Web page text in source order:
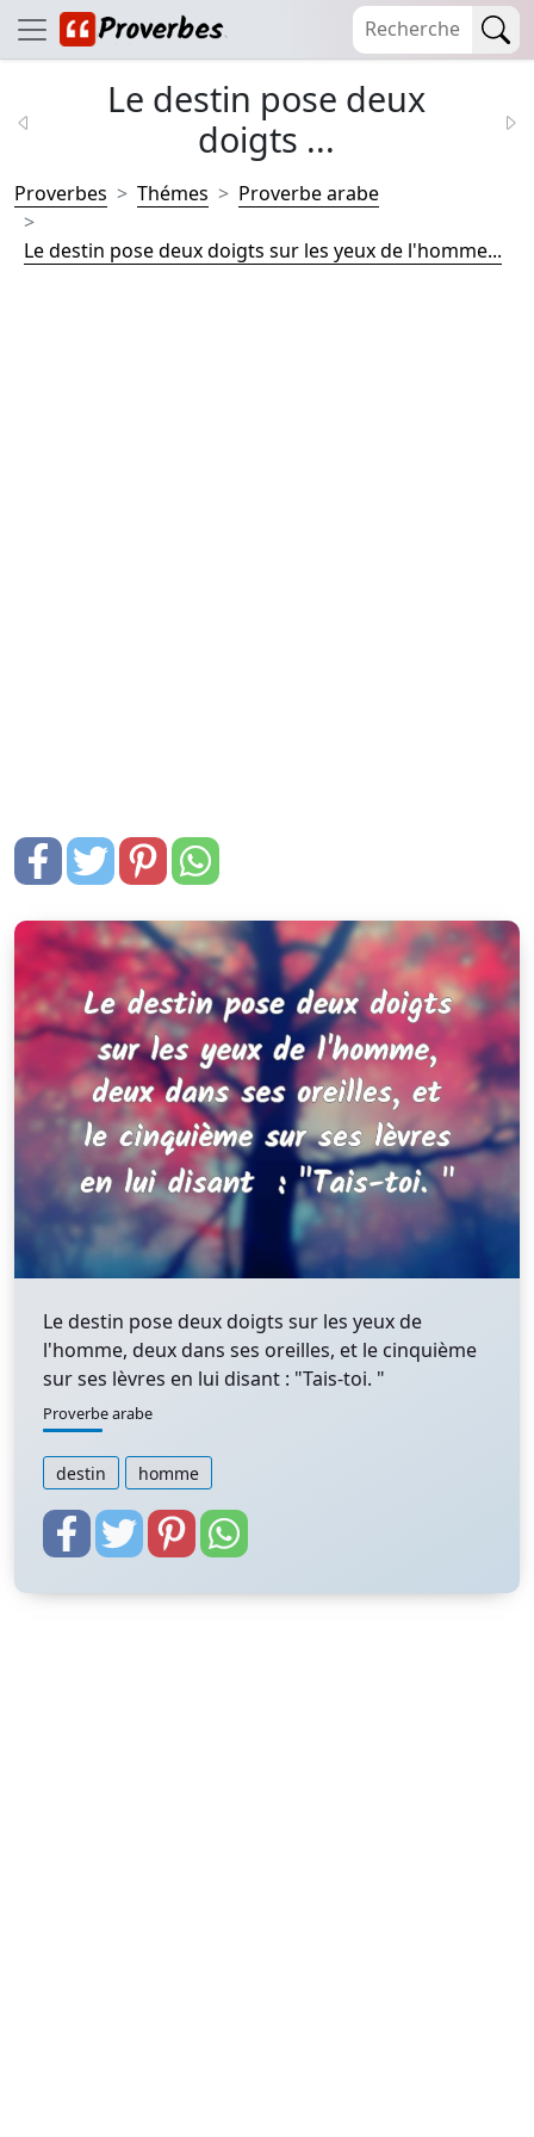
Le destin pose deux
doigts ...
Proverbes Thémes Proverbe arabe
Le destin pose deux doigts sur les yeux de l'homme...
Le destin pose deux doigts sur les yeux de
l'homme, deux dans ses oreilles, et le cinquième
sur ses lèvres en lui disant : "Tais-toi. "
Proverbe arabe
destin homme